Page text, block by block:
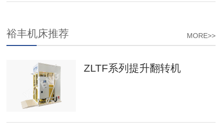
MORE>>
裕丰机床推荐
ZLTF系列提升翻转机